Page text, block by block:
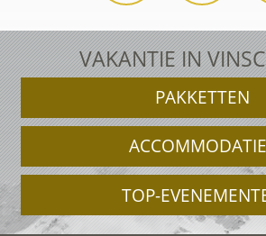
VAKANTIE IN
PAKKETTEN
TOP-